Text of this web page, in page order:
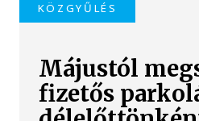
KÖZGYŰLÉS
Májustól
fizetős